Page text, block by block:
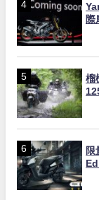
際
榴
限